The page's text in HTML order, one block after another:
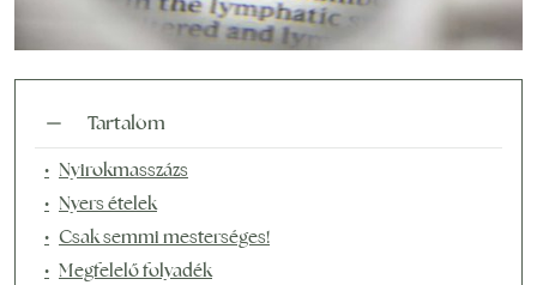
Tartalom
Nyirokmasszázs
Nyers ételek
Csak semmi mesterséges!
Megfelelő folyadék